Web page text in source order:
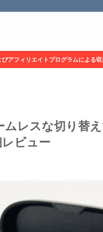
アフィリエイトプログラムによる
ムレスな切り替
ビュー